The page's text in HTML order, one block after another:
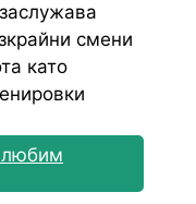
смени
като
любим